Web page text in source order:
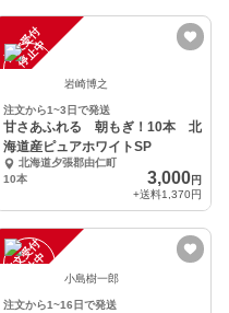
注
文
受
付
停
止
中
岩崎博之
注文から1~3日で発送
甘さあふれる 朝もぎ！10本 北
海道産ピュアホワイトSP
北海道夕張郡由仁町
10本
3,000円
+送料1,370円
注
文
受
付
停
止
中 小島樹一郎
注文から1~16日で発送